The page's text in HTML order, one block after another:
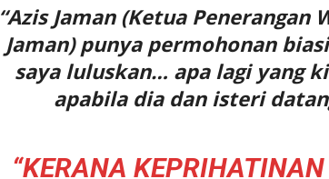
“Azis Jaman (Ketua Penerangan
Jaman) punya permohonan
saya luluskan… apa lagi yang
apabila dia dan isteri
“KERANA